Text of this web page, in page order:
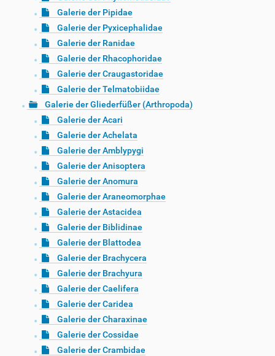
Galerie der Pipidae
Galerie der Pyxicephalidae
Galerie der Ranidae
Galerie der Rhacophoridae
Galerie der Craugastoridae
Galerie der Telmatobiidae
Galerie der Gliederfüßer (Arthropoda)
Galerie der Acari
Galerie der Achelata
Galerie der Amblypygi
Galerie der Anisoptera
Galerie der Anomura
Galerie der Araneomorphae
Galerie der Astacidea
Galerie der Biblidinae
Galerie der Blattodea
Galerie der Brachycera
Galerie der Brachyura
Galerie der Caelifera
Galerie der Caridea
Galerie der Charaxinae
Galerie der Cossidae
Galerie der Crambidae